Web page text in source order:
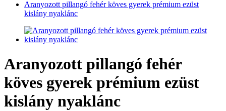
Aranyozott pillangó fehér köves gyerek prémium ezüst
kislány nyaklánc
Aranyozott pillangó fehér
köves gyerek prémium ezüst
kislány nyaklánc